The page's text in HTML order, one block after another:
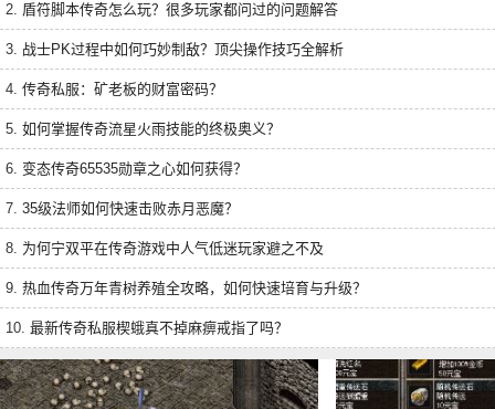
2. 盾符脚本传奇怎么玩？很多玩家都问过的问题解答
3. 战士PK过程中如何巧妙制敌？顶尖操作技巧全解析
4. 传奇私服：矿老板的财富密码？
5. 如何掌握传奇流星火雨技能的终极奥义？
6. 变态传奇65535勋章之心如何获得？
7. 35级法师如何快速击败赤月恶魔？
8. 为何宁双平在传奇游戏中人气低迷玩家避之不及
9. 热血传奇万年青树养殖全攻略，如何快速培育与升级？
10. 最新传奇私服楔蛾真不掉麻痹戒指了吗？